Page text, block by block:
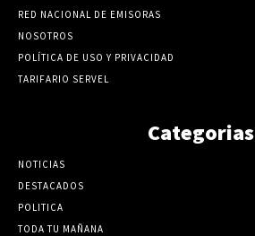
RED NACIONAL DE EMISORAS
NOSOTROS
POLÍTICA DE USO Y PRIVACIDAD
TARIFARIO SERVEL
Categorias
NOTICIAS
DESTACADOS
POLITICA
TODA TU MAÑANA